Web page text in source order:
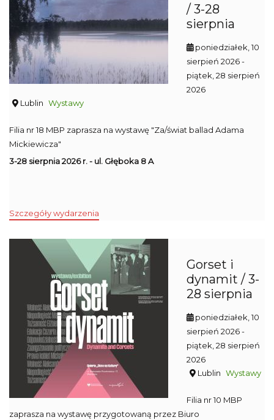
/ 3-28
sierpnia
poniedziałek, 10
sierpień 2026-
piątek, 28 sierpień
2026
Lublin Wystawy
Filia nr 18 MBP zaprasza na wystawę "Za/świat ballad Adama
Mickiewicza"
3-28 sierpnia 2026 r. - ul. Głęboka 8 A
Szczegóły wydarzenia
Gorset i
dynamit / 3-
28 sierpnia
poniedziałek, 10
sierpień 2026-
piątek, 28 sierpień
2026
Lublin Wystawy
Filia nr 10 MBP
zaprasza na wystawę przygotowaną przez Biuro